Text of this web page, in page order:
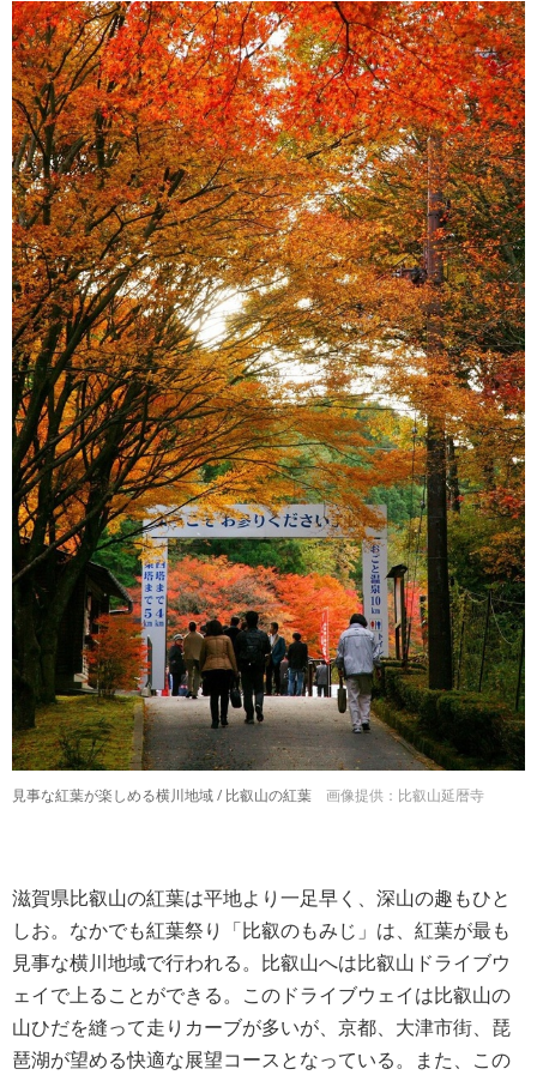
見事な紅葉が楽しめる横川地域 / 比叡山の紅葉 画像提供：比叡山延暦寺
滋賀県比叡山の紅葉は平地より一足早く、深山の趣もひと
しお。なかでも紅葉祭り「比叡のもみじ」は、紅葉が最も
見事な横川地域で行われる。比叡山へは比叡山ドライブウ
ェイで上ることができる。このドライブウェイは比叡山の
山ひだを縫って走りカーブが多いが、京都、大津市街、琵
琶湖が望める快適な展望コースとなっている。また、この